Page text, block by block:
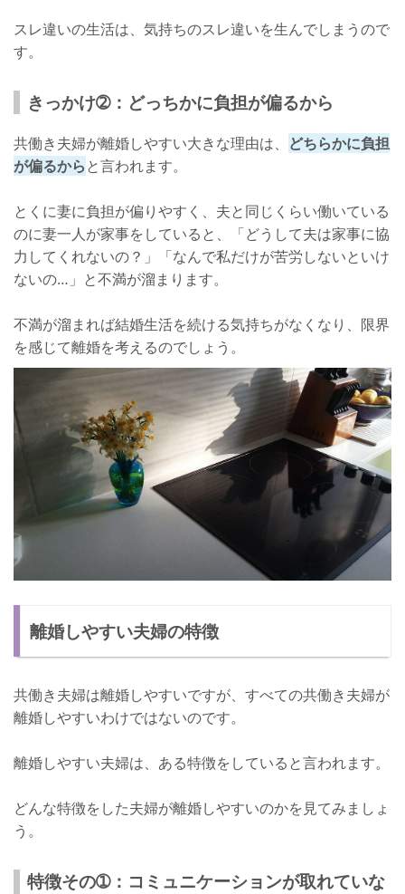
スレ違いの生活は、気持ちのスレ違いを生んでしまうので
す。
きっかけ➁：どっちかに負担が偏るから
共働き夫婦が離婚しやすい大きな理由は、 どちらかに負担
が偏るからと言われます。
とくに妻に負担が偏りやすく、夫と同じくらい働いている
のに妻一人が家事をしていると、「どうして夫は家事に協
力してくれないの？」「なんで私だけが苦労しないといけ
ないの…」と不満が溜まります。
不満が溜まれば結婚生活を続ける気持ちがなくなり、限界
を感じて離婚を考えるのでしょう。
離婚しやすい夫婦の特徴
共働き夫婦は離婚しやすいですが、すべての共働き夫婦が
離婚しやすいわけではないのです。
離婚しやすい夫婦は、ある特徴をしていると言われます。
どんな特徴をした夫婦が離婚しやすいのかを見てみましょ
う。
特徴その➀：コミュニケーションが取れていな